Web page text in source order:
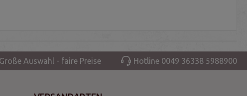
Große Auswahl - faire Preise Hotline 0049 36338 5988900